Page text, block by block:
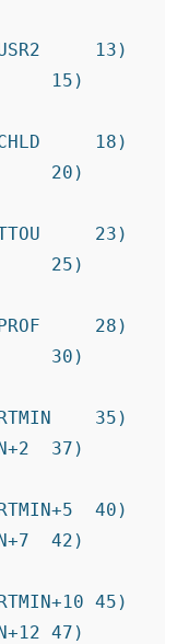
13)
15)
18)
20)
23)
25)
28)
30)
35)
37)
40)
42)
45)
47)